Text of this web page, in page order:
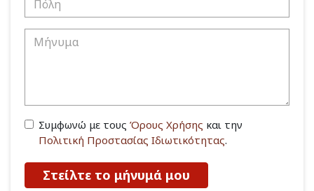
Συμφωνώ με τους Όρους Χρήσης και την
Πολιτική Προστασίας Ιδιωτικότητας.
Στείλτε το μήνυμά μου